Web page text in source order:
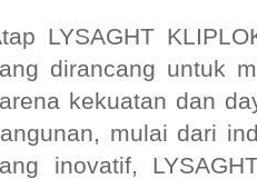
LYSAGHT
dirancang untuk
kekuatan dan
mulai dari
inovatif,